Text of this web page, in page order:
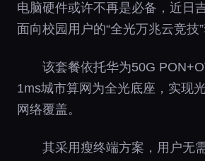
电脑硬件或许不再是必备，近日
面向校园用户的“全光万兆云竞技”
该套餐依托华为50G
1ms城市算网为全光底座，实现
网络覆盖。
其采用瘦终端方案，用户无